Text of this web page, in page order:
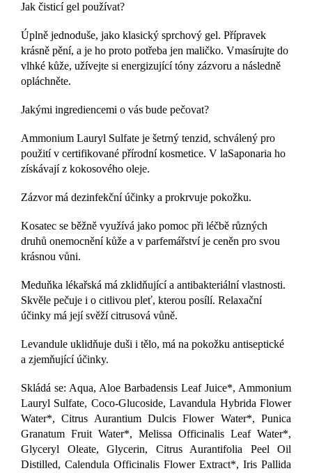
Jak čisticí gel používat?
Úplně jednoduše, jako klasický sprchový gel. Přípravek
krásně pění, a je ho proto potřeba jen maličko. Vmasírujte do
vlhké kůže, užívejte si energizující tóny zázvoru a následně
opláchněte.
Jakými ingrediencemi o vás bude pečovat?
Ammonium Lauryl Sulfate je šetrný tenzid, schválený pro
použití v certifikované přírodní kosmetice. V laSaponaria ho
získávají z kokosového oleje.
Zázvor má dezinfekční účinky a prokrvuje pokožku.
Kosatec se běžně využívá jako pomoc při léčbě různých
druhů onemocnění kůže a v parfemářství je ceněn pro svou
krásnou vůni.
Meduňka lékařská má zklidňující a antibakteriální vlastnosti.
Skvěle pečuje i o citlivou pleť, kterou posílí. Relaxační
účinky má její svěží citrusová vůně.
Levandule uklidňuje duši i tělo, má na pokožku antiseptické
a zjemňující účinky.
Skládá se: Aqua, Aloe Barbadensis Leaf Juice*, Ammonium
Lauryl Sulfate, Coco-Glucoside, Lavandula Hybrida Flower
Water*, Citrus Aurantium Dulcis Flower Water*, Punica
Granatum Fruit Water*, Melissa Officinalis Leaf Water*,
Glyceryl Oleate, Glycerin, Citrus Aurantifolia Peel Oil
Distilled, Calendula Officinalis Flower Extract*, Iris Pallida